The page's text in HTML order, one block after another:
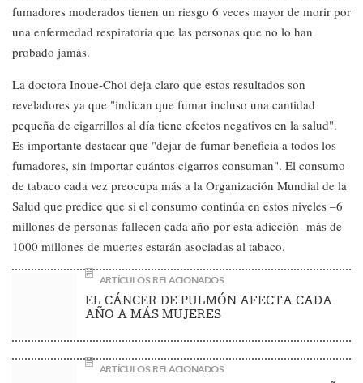
fumadores moderados tienen un riesgo 6 veces mayor de morir por
una enfermedad respiratoria que las personas que no lo han
probado jamás.
La doctora Inoue-Choi deja claro que estos resultados son
reveladores ya que "indican que fumar incluso una cantidad
pequeña de cigarrillos al día tiene efectos negativos en la salud".
Es importante destacar que "dejar de fumar beneficia a todos los
fumadores, sin importar cuántos cigarros consuman". El consumo
de tabaco cada vez preocupa más a la Organización Mundial de la
Salud que predice que si el consumo continúa en estos niveles –6
millones de personas fallecen cada año por esta adicción- más de
1000 millones de muertes estarán asociadas al tabaco.
ARTÍCULOS RELACIONADOS
EL CÁNCER DE PULMÓN AFECTA CADA
AÑO A MÁS MUJERES
ARTÍCULOS RELACIONADOS